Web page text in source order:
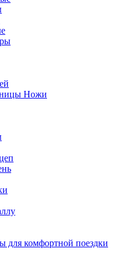
Ножи
для комфортной поездки